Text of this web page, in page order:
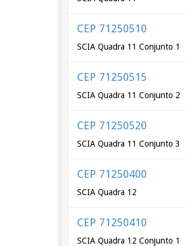
CEP 71250510
SCIA Quadra 11 Conjunto 1
CEP 71250515
SCIA Quadra 11 Conjunto 2
CEP 71250520
SCIA Quadra 11 Conjunto 3
CEP 71250400
SCIA Quadra 12
CEP 71250410
SCIA Quadra 12 Conjunto 1